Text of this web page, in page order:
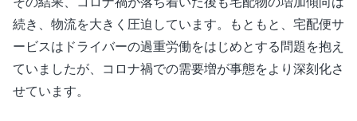
続き、物流を大きく圧迫しています。もともと、宅配便サ
ービスはドライバーの過重労働をはじめとする問題を抱え
ていましたが、コロナ禍での需要増が事態をより深刻化さ
せています。